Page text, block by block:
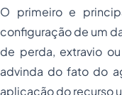
O primeiro e
configuração de um
de perda, extravio
advinda do fato do
aplicação do recurso